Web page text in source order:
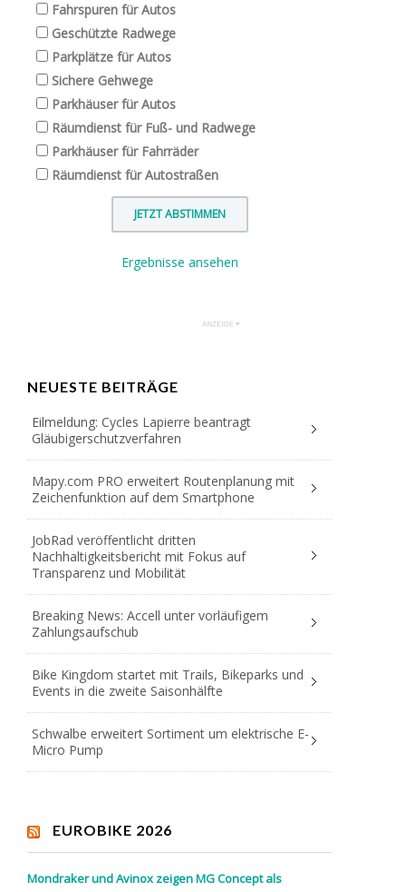
Fahrspuren für Autos
Geschützte Radwege
Parkplätze für Autos
Sichere Gehwege
Parkhäuser für Autos
Räumdienst für Fuß- und Radwege
Parkhäuser für Fahrräder
Räumdienst für Autostraßen
Ergebnisse ansehen
NEUESTE BEITRÄGE
Eilmeldung: Cycles Lapierre beantragt
Gläubigerschutzverfahren
Mapy.com PRO erweitert Routenplanung mit
Zeichenfunktion auf dem Smartphone
JobRad veröffentlicht dritten
Nachhaltigkeitsbericht mit Fokus auf
Transparenz und Mobilität
Breaking News: Accell unter vorläufigem
Zahlungsaufschub
Bike Kingdom startet mit Trails, Bikeparks und
Events in die zweite Saisonhälfte
Schwalbe erweitert Sortiment um elektrische E-
Micro Pump
EUROBIKE 2026
Mondraker und Avinox zeigen MG Concept als